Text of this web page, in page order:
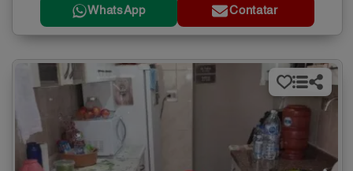
WhatsApp Contatar